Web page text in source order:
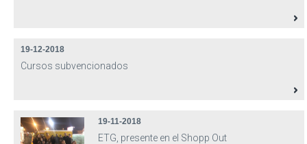
19-12-2018
Cursos subvencionados
19-11-2018
ETG, presente en el Shopp Out